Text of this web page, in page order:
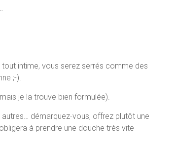
tout intime, vous serez serrés comme des
;-).
je la trouve bien formulée).
démarquez-vous, offrez plutôt une
à prendre une douche très vite